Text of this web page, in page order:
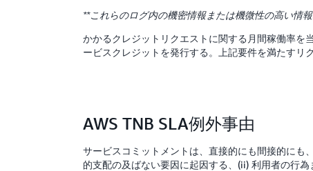
**これらのログ内の機密情報または機微性の高い情
かかるクレジットリクエストに関する月間稼働率を
ービスクレジットを発行する。上記要件を満たすリ
AWS TNB SLA例外事由
サービスコミットメントは、直接的にも間接的にも
的支配の及ばない要因に起因する、(ii) 利用者の行